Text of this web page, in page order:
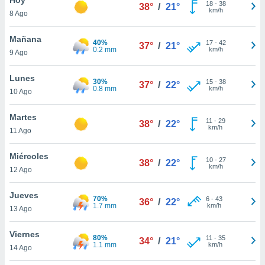
y
en
más
de
8 Ago
38° / 21° 18- 38
km/h
Mañana
9 Ago
40%
0.2 mm
37° / 21° 17- 42
km/h
Lunes
10 Ago
30%
0.8 mm
37° / 22° 15- 38
km/h
Martes
11 Ago
38° / 22° 11 - 29
km/h
Miércoles
12 Ago
38° / 22° 10- 27
km/h
Jueves
13 Ago
70%
1.7 mm
36° / 22° 6- 43
km/h
Viernes
14 Ago
80%
1.1 mm
34° / 21° 11 - 35
km/h